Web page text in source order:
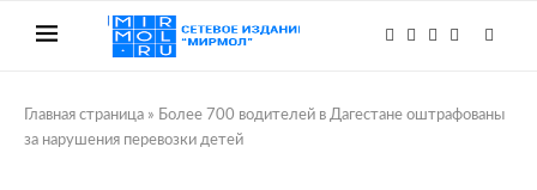
Главная страница » Более 700 водителей в Дагестане оштрафованы
за нарушения перевозки детей